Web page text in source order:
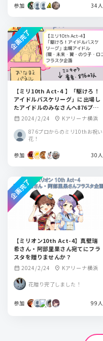
参加 34人
【ミリ10th Act-4 】「駆けろ！
アイドルバスケリーグ」に出場し
たアイドルのみなさんへ876プロ
ダクションの有志からフラワース
タンドを贈りませんか？
calendar_month 2024/2/24 location_on Kアリーナ横浜
876プロからのミリ10thお祝い
花！
参加 30人
企画完了
【ミリオン10th Act-4】真壁瑞
希さん・阿部里果さん宛てにフラ
スタを贈りませんか？
calendar_month 2024/2/24 location_on Kアリーナ横浜
花贈り完了しました！
参加 99人
企画完了